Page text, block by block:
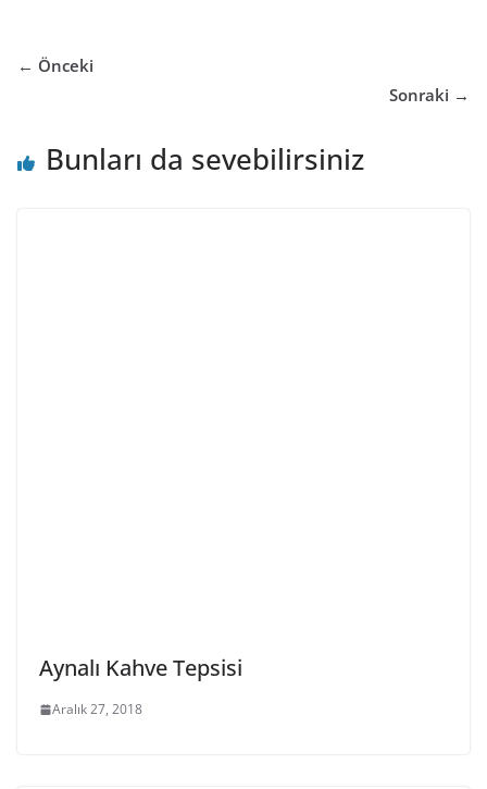
← Önceki
Sonraki →
Bunları da sevebilirsiniz
Aynalı Kahve Tepsisi
Aralık 27, 2018